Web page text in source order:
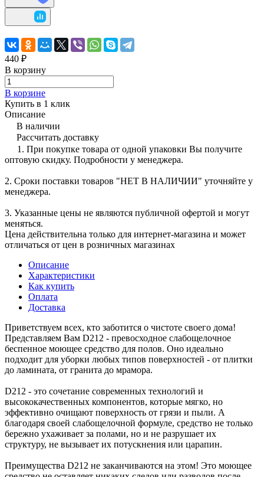
440 ₽
В корзину
В корзине
Купить в 1 клик
Описание
В наличии
Рассчитать доставку
1. При покупке товара от одной упаковки Вы получите
оптовую скидку. Подробности у менеджера.
2. Сроки поставки товаров "НЕТ В НАЛИЧИИ" уточняйте у
менеджера.
3. Указанные цены не являются публичной офертой и могут
меняться.
Цена действительна только для интернет-магазина и может
отличаться от цен в розничных магазинах
Описание
Характеристики
Как купить
Оплата
Доставка
Приветствуем всех, кто заботится о чистоте своего дома!
Представляем Вам D212 - превосходное слабощелочное
беспенное моющее средство для полов. Оно идеально
подходит для уборки любых типов поверхностей - от плитки
до ламината, от гранита до мрамора.
D212 - это сочетание современных технологий и
высококачественных компонентов, которые мягко, но
эффективно очищают поверхность от грязи и пыли. А
благодаря своей слабощелочной формуле, средство не только
бережно ухаживает за полами, но и не разрушает их
структуру, не вызывает их потускнения или царапин.
Преимущества D212 не заканчиваются на этом! Это моющее